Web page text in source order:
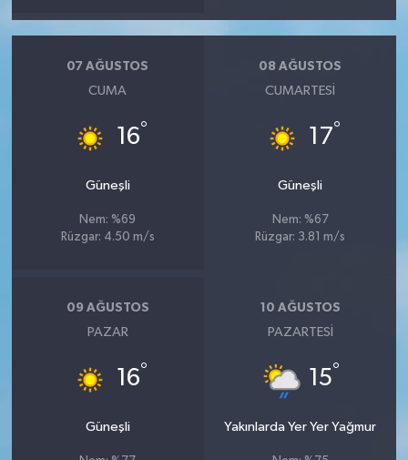
07 AĞUSTOS
CUMA
16°
Güneşli
Nem: %69
Rüzgar: 4.50 m/s
08 AĞUSTOS
CUMARTESI
17°
Güneşli
Nem: %67
Rüzgar: 3.81 m/s
09 AĞUSTOS
PAZAR
16°
Güneşli
10 AĞUSTOS
PAZARTESI
15°
Yakınlarda Yer Yer Yağmur